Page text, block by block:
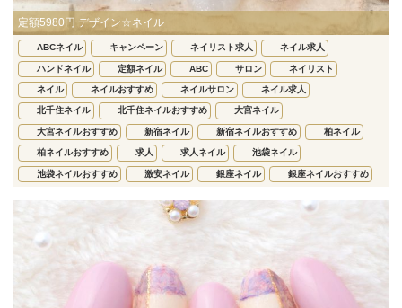
定額5980円 デザイン☆ネイル
ABCネイル キャンペーン ネイリスト求人 ネイル求人
ハンドネイル 定額ネイル ABC サロン ネイリスト
ネイル ネイルおすすめ ネイルサロン ネイル求人
北千住ネイル 北千住ネイルおすすめ 大宮ネイル
大宮ネイルおすすめ 新宿ネイル 新宿ネイルおすすめ 柏ネイル
柏ネイルおすすめ 求人 求人ネイル 池袋ネイル
池袋ネイルおすすめ 激安ネイル 銀座ネイル 銀座ネイルおすすめ